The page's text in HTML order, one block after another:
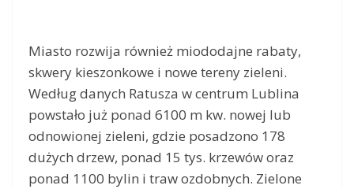
Miasto rozwija również miododajne rabaty,
skwery kieszonkowe i nowe tereny zieleni.
Według danych Ratusza w centrum Lublina
powstało już ponad 6100 m kw. nowej lub
odnowionej zieleni, gdzie posadzono 178
dużych drzew, ponad 15 tys. krzewów oraz
ponad 1100 bylin i traw ozdobnych. Zielone